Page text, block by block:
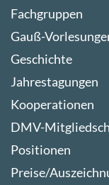
Fachgruppen
Gauß-
Geschichte
Jahrestagungen
Kooperationen
DMV-
Positionen
Preise/